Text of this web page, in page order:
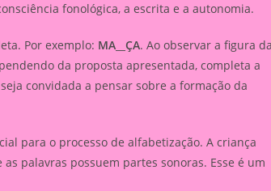
fonológica, a escrita e a autonomia.
Por exemplo: MA__ÇA. Ao observar a figura
da proposta apresentada, completa a
convidada a pensar sobre a formação da
para o processo de alfabetização. A criança
palavras possuem partes sonoras. Esse é um